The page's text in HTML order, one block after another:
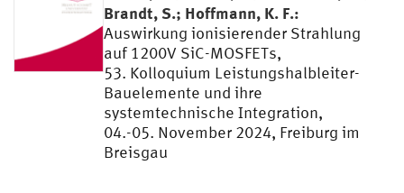
Brandt, S.; Hoffmann, K. F.:
Auswirkung ionisierender Strahlung
auf 1200V SiC-MOSFETs,
53. Kolloquium Leistungshalbleiter-
Bauelemente und ihre
systemtechnische Integration,
04.-05. November 2024, Freiburg im
Breisgau